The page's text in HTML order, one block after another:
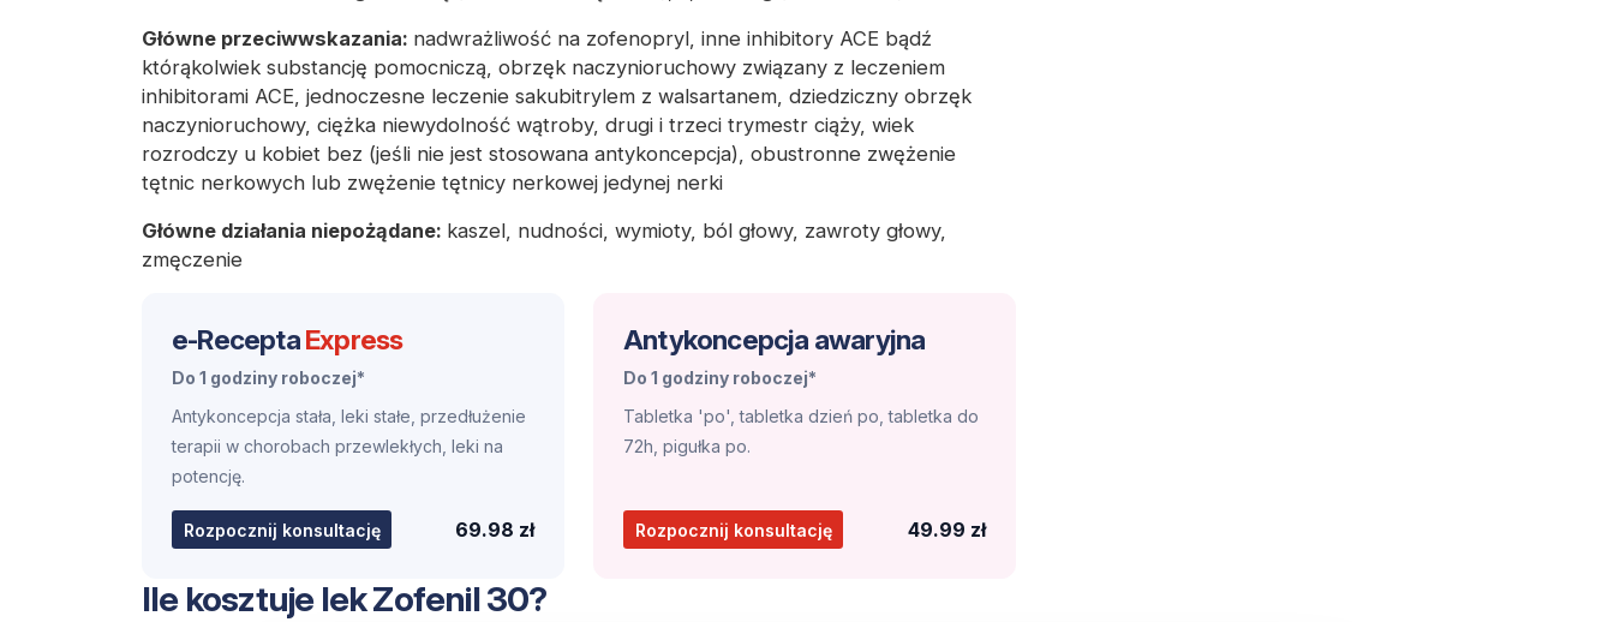
Główne przeciwwskazania: nadwrażliwość na zofenopryl, inne inhibitory ACE bądź
którąkolwiek substancję pomocniczą, obrzęk naczynioruchowy związany z leczeniem
inhibitorami ACE, jednoczesne leczenie sakubitrylem z walsartanem, dziedziczny obrzęk
naczynioruchowy, ciężka niewydolność wątroby, drugi i trzeci trymestr ciąży, wiek
rozrodczy u kobiet bez (jeśli nie jest stosowana antykoncepcja), obustronne zwężenie
tętnic nerkowych lub zwężenie tętnicy nerkowej jedynej nerki
Główne działania niepożądane: kaszel, nudności, wymioty, ból głowy, zawroty głowy,
zmęczenie
e-ReceptaExpress
Do 1 godziny roboczej*
Antykoncepcja stała, leki stałe, przedłużenie
terapii w chorobach przewlekłych, leki na
potencję.
69.98 zł
Rozpocznij konsultację
Antykoncepcja awaryjna
Do 1 godziny roboczej*
Tabletka 'po', tabletka dzień po, tabletka do
72h, pigułka po.
49.99 zł
Rozpocznij konsultację
Ile kosztuje lek Zofenil 30?